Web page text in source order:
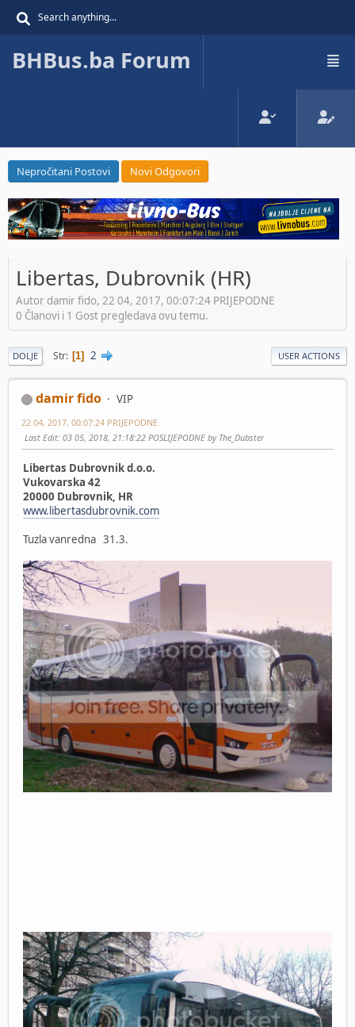
BHBus.ba Forum
Nepročitani Postovi Novi Odgovori
Libertas, Dubrovnik (HR)
Autor damir fido, 22 04, 2017, 00:07:24 PRIJEPODNE
0 Članovi i 1 Gost pregledava ovu temu.
DOLJE Str 1 2 USER ACTIONS
damir fido VIP
22 04, 2017, 00:07:24 PRIJEPODNE
Last Edit: 03 05, 2018, 21:18:22 POSLIJEPODNE by The_Dubster
Libertas Dubrovnik d.o.o.
Vukovarska 42
20000 Dubrovnik, HR
www.libertasdubrovnik.com
Tuzla vanredna 31.3.